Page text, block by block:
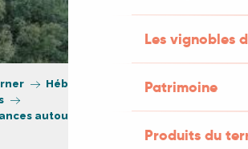
Les vignobles
Patrimoine
Produits du
Hébergement
autour de Rocamadour